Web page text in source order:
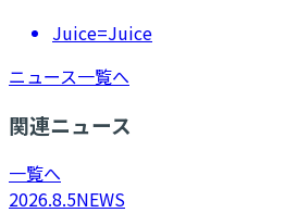
Juice=Juice
ニュース一覧へ
関連ニュース
一覧へ
2026.8.5NEWS